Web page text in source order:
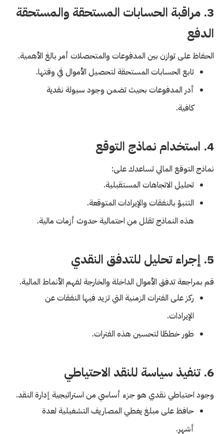
3. مراقبة الحسابات المستحقة والمستحقة
الدفع
الحفاظ على توازن بين المدفوعات والمتحصلات أمر بالغ الأهمية.
تابع الحسابات المستحقة لتحصيل الأموال في وقتها.
أدر المدفوعات بحيث تضمن وجود سيولة نقدية
كافية.
4. استخدام نماذج التوقع
نماذج التوقع المالي تساعدك على:
تحليل الاتجاهات المستقبلية.
التنبؤ بالنفقات والإيرادات المتوقعة.
هذه النماذج تقلل من احتمالية حدوث أزمات مالية.
5. إجراء تحليل للتدفق النقدي
قم بمراجعة تدفق الأموال الداخلة والخارجة لفهم الأنماط المالية.
ركز على الفترات الزمنية التي تزيد فيها النفقات عن
الإيرادات.
طور خططًا لتحسين هذه الفترات.
6. تنفيذ سياسة للنقد الاحتياطي
وجود احتياطي نقدي هو جزء أساسي من استراتيجية إدارة النقد.
حافظ على مبلغ يغطي المصاريف التشغيلية لعدة
أشهر.